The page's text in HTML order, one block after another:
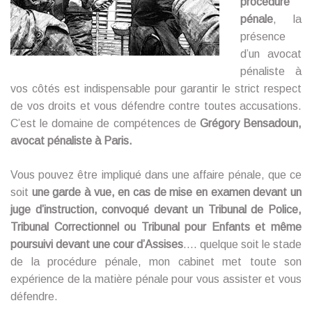
pénale, la
présence
d’un avocat
pénaliste à
vos côtés est indispensable pour garantir le strict respect
de vos droits et vous défendre contre toutes accusations.
C’est le domaine de compétences de Grégory Bensadoun,
avocat pénaliste à Paris.
Vous pouvez être impliqué dans une affaire pénale, que ce
soit une garde à vue, en cas de mise en examen devant un
juge d’instruction, convoqué devant un Tribunal de Police,
Tribunal Correctionnel ou Tribunal pour Enfants et même
poursuivi devant une cour d’Assises…. quelque soit le stade
de la procédure pénale, mon cabinet met toute son
expérience de la matière pénale pour vous assister et vous
défendre.